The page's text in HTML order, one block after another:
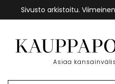
Sivusto arkistoitu.
sisältöön
Asiaa